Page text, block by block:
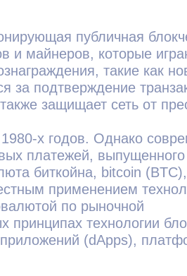
публичная
и майнеров, которые
такие как
за подтверждение
защищает сеть от
х годов. Однако
платежей,
биткойна, bitcoin (BTC),
применением
по рыночной
принципах технологии
(dApps),